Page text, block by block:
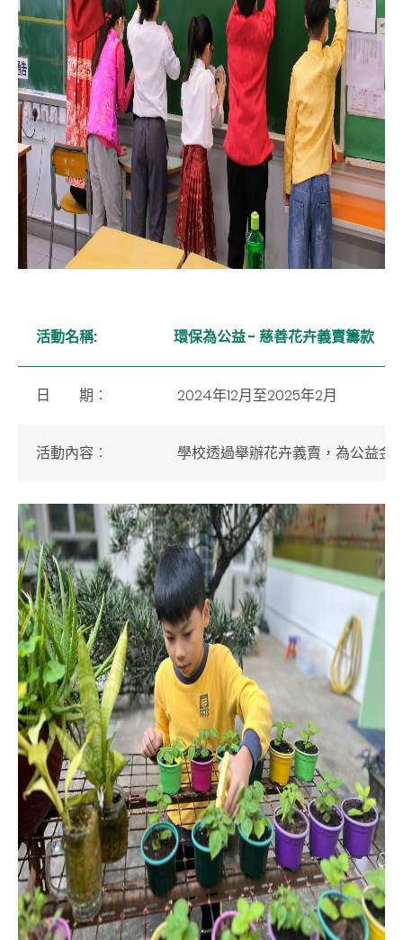
活動名稱: 環保為公益 - 慈善花卉義賣籌款
日 期︰ 2024年12月至2025年2月
活動內容 ︰ 學校透過舉辦花卉義賣，為公益金